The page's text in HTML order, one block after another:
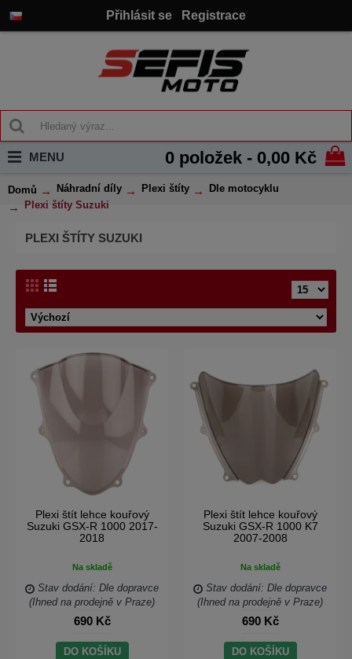
Přihlásit se Registrace
0 položek - 0,00 Kč
MENU
Domů Náhradní díly Plexi štíty
Dle motocyklu
Plexi štíty Suzuki
PLEXI ŠTÍTY SUZUKI
Plexi štít lehce kouřový
Suzuki GSX-R 1000 2017-
2018
Na skladě
Stav dodání: Dle dopravce
(Ihned na prodejně v Praze)
690 Kč
DO KOŠÍKU
Plexi štít lehce kouřový
Suzuki GSX-R 1000 K7
2007-2008
Na skladě
Stav dodání: Dle dopravce
(Ihned na prodejně v Praze)
690 Kč
DO KOŠÍKU